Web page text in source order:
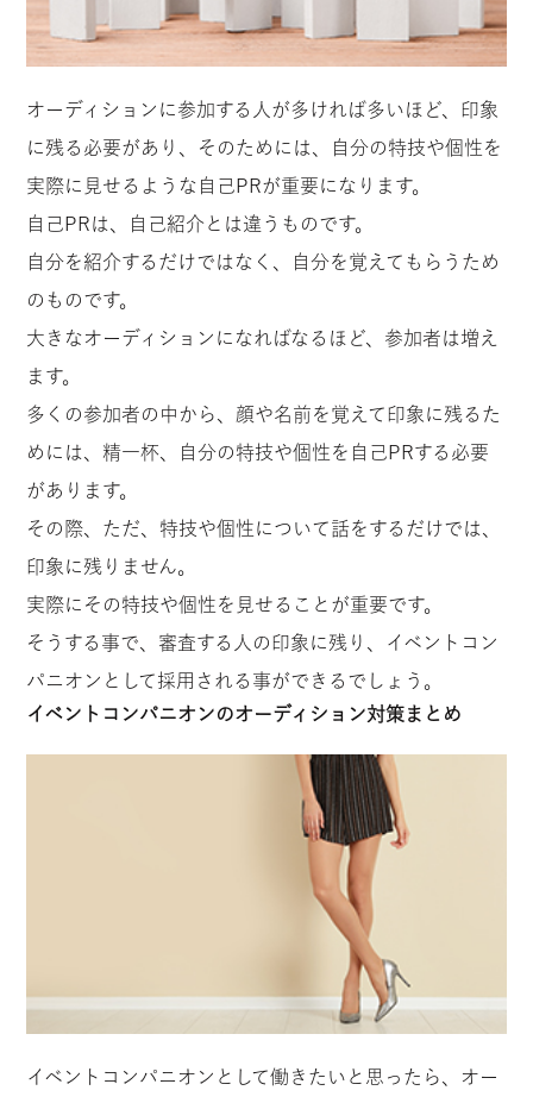
オーディションに参加する人が多ければ多いほど、印象
に残る必要があり、そのためには、自分の特技や個性を
実際に見せるような自己PRが重要になります。
自己PRは、自己紹介とは違うものです。
自分を紹介するだけではなく、自分を覚えてもらうため
のものです。
大きなオーディションになればなるほど、参加者は増え
ます。
多くの参加者の中から、顔や名前を覚えて印象に残るた
めには、精一杯、自分の特技や個性を自己PRする必要
があります。
その際、ただ、特技や個性について話をするだけでは、
印象に残りません。
実際にその特技や個性を見せることが重要です。
そうする事で、審査する人の印象に残り、イベントコン
パニオンとして採用される事ができるでしょう。
イベントコンパニオンのオーディション対策まとめ
イベントコンパニオンとして働きたいと思ったら、オー